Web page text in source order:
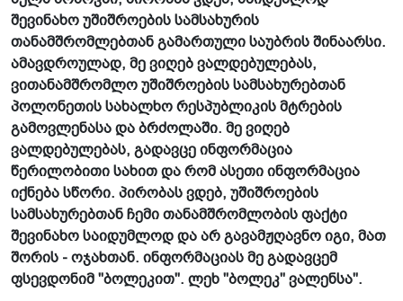
შევინახო უშიშროების სამსახურის
თანამშრომლებთან გამართული საუბრის შინაარსი.
ამავდროულად, მე ვიღებ ვალდებულებას,
ვითანამშრომლო უშიშროების სამსახურებთან
პოლონეთის სახალხო რესპუბლიკის მტრების
გამოვლენასა და ბრძოლაში. მე ვიღებ
ვალდებულებას, გადავცე ინფორმაცია
წერილობითი სახით და რომ ასეთი ინფორმაცია
იქნება სწორი. პირობას ვდებ, უშიშროების
სამსახურებთან ჩემი თანამშრომლობის ფაქტი
შევინახო საიდუმლოდ და არ გავამჟღავნო იგი, მათ
შორის - ოჯახთან. ინფორმაციას მე გადავცემ
ფსევდონიმ "ბოლეკით". ლეხ "ბოლეკ" ვალენსა".